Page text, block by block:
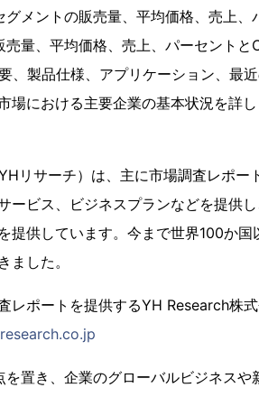
メントの販売量、平均価格、売上、
量、平均価格、売上、パーセントと
、製品仕様、アプリケーション、最
場における主要企業の基本状況を詳し
リサーチ）は、主に市場調査レポー
ービス、ビジネスプランなどを提供
提供しています。今まで世界100か
ました。
レポートを提供するYH Research株式
置き、企業のグローバルビジネス